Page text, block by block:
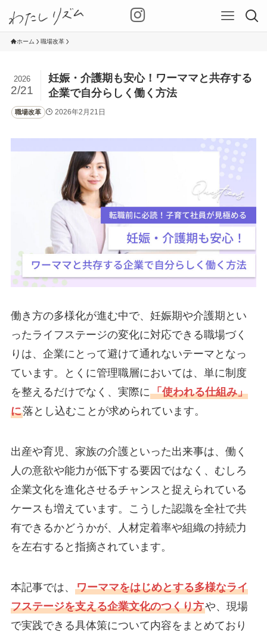
ホーム 職場改革
妊娠・介護期も安心！ワーママと共存する
企業で自分らしく働く方法
2026
2/21
職場改革 2026年2月21日
働き方の多様化が進む中で、妊娠期や介護期とい
ったライフステージの変化に対応できる職場づく
りは、企業にとって避けて通れないテーマとなっ
ています。とくに管理職層においては、単に制度
を整えるだけでなく、実際に「使われる仕組み」
に落とし込むことが求められています。
出産や育児、家族の介護といった出来事は、働く
人の意欲や能力が低下する要因ではなく、むしろ
企業文化を進化させるチャンスと捉えられている
ケースも増えています。こうした認識を全社で共
有できるかどうかが、人材定着率や組織の持続力
を左右すると指摘されています。
本記事では、 ワーママをはじめとする多様なライ
フステージを支える企業文化のつくり方や、現場
で実践できる具体策について内容をまとめており